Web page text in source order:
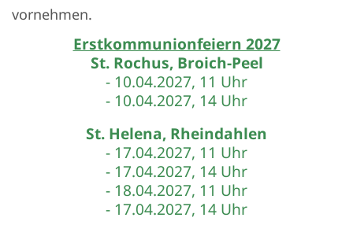
vornehmen.
Erstkommunionfeiern 2027
St. Rochus, Broich-Peel
- 10.04.2027, 11 Uhr
- 10.04.2027, 14 Uhr
St. Helena, Rheindahlen
- 17.04.2027, 11 Uhr
- 17.04.2027, 14 Uhr
- 18.04.2027, 11 Uhr
- 17.04.2027, 14 Uhr